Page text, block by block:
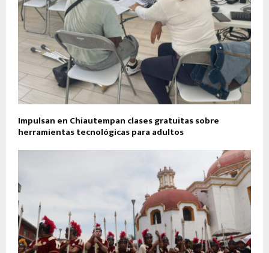
Impulsan en Chiautempan clases gratuitas sobre
herramientas tecnológicas para adultos